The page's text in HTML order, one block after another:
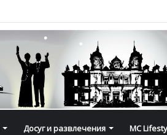
Досуг и развлечения MC